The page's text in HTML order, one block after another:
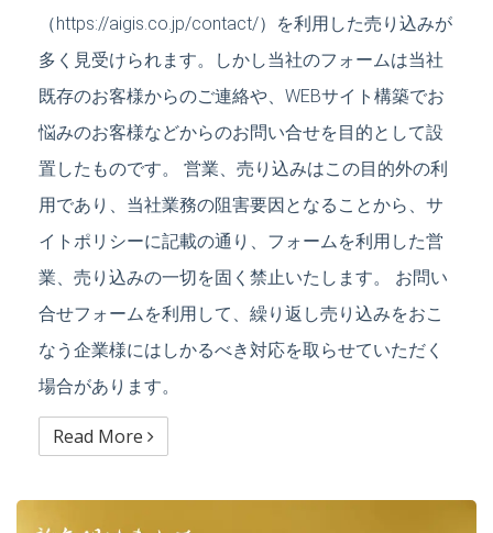
（https://aigis.co.jp/contact/）を利用した売り込みが
多く見受けられます。しかし当社のフォームは当社
既存のお客様からのご連絡や、WEBサイト構築でお
悩みのお客様などからのお問い合せを目的として設
置したものです。 営業、売り込みはこの目的外の利
用であり、当社業務の阻害要因となることから、サ
イトポリシーに記載の通り、フォームを利用した営
業、売り込みの一切を固く禁止いたします。 お問い
合せフォームを利用して、繰り返し売り込みをおこ
なう企業様にはしかるべき対応を取らせていただく
場合があります。
Read More